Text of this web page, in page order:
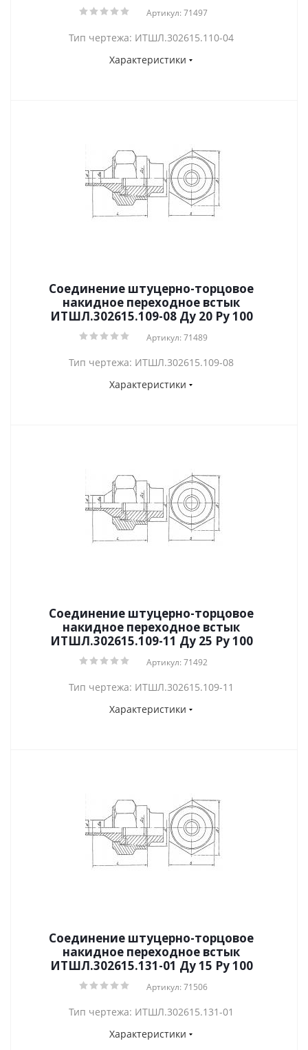
Артикул: 71497
Тип чертежа: ИТШЛ.302615.110-04
Характеристики
Соединение штуцерно-торцовое
накидное переходное встык
ИТШЛ.302615.109-08 Ду 20 Py 100
Артикул: 71489
Тип чертежа: ИТШЛ.302615.109-08
Характеристики
Соединение штуцерно-торцовое
накидное переходное встык
ИТШЛ.302615.109-11 Ду 25 Py 100
Артикул: 71492
Тип чертежа: ИТШЛ.302615.109-11
Характеристики
Соединение штуцерно-торцовое
накидное переходное встык
ИТШЛ.302615.131-01 Ду 15 Py 100
Артикул: 71506
Тип чертежа: ИТШЛ.302615.131-01
Характеристики